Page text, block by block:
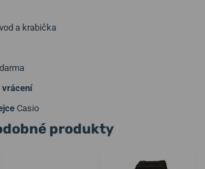
a krabička
vrácení
Casio
produkty